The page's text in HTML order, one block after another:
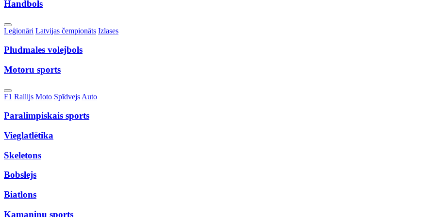
Handbols
Toggle
Dropdown
Leģionāri Latvijas čempionāts Izlases
Pludmales volejbols
Motoru sports
Toggle
Dropdown
F1 Rallijs Moto SpīdvejsAuto
Paralimpiskais sports
Vieglatlētika
Skeletons
Bobslejs
Biatlons
Kamaniņu sports